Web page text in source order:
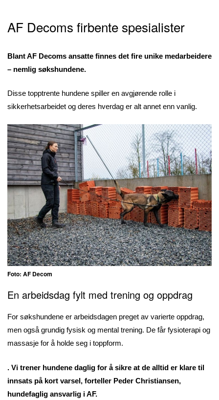
AF Decoms firbente spesialister
Blant AF Decoms ansatte finnes det fire unike medarbeidere
– nemlig søkshundene.
Disse topptrente hundene spiller en avgjørende rolle i
sikkerhetsarbeidet og deres hverdag er alt annet enn vanlig.
Foto: AF Decom
En arbeidsdag fylt med trening og oppdrag
For søkshundene er arbeidsdagen preget av varierte oppdrag,
men også grundig fysisk og mental trening. De får fysioterapi og
massasje for å holde seg i toppform.
. Vi trener hundene daglig for å sikre at de alltid er klare til
innsats på kort varsel, forteller Peder Christiansen,
hundefaglig ansvarlig i AF.